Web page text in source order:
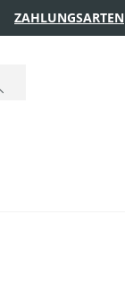
ZAHLUNGSARTEN